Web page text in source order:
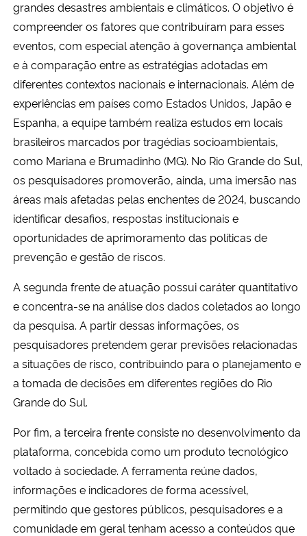
grandes desastres ambientais e climáticos. O objetivo é
compreender os fatores que contribuíram para esses
eventos, com especial atenção à governança ambiental
e à comparação entre as estratégias adotadas em
diferentes contextos nacionais e internacionais. Além de
experiências em países como Estados Unidos, Japão e
Espanha, a equipe também realiza estudos em locais
brasileiros marcados por tragédias socioambientais,
como Mariana e Brumadinho (MG). No Rio Grande do Sul,
os pesquisadores promoverão, ainda, uma imersão nas
áreas mais afetadas pelas enchentes de 2024, buscando
identificar desafios, respostas institucionais e
oportunidades de aprimoramento das políticas de
prevenção e gestão de riscos.
A segunda frente de atuação possui caráter quantitativo
e concentra-se na análise dos dados coletados ao longo
da pesquisa. A partir dessas informações, os
pesquisadores pretendem gerar previsões relacionadas
a situações de risco, contribuindo para o planejamento e
a tomada de decisões em diferentes regiões do Rio
Grande do Sul.
Por fim, a terceira frente consiste no desenvolvimento da
plataforma, concebida como um produto tecnológico
voltado à sociedade. A ferramenta reúne dados,
informações e indicadores de forma acessível,
permitindo que gestores públicos, pesquisadores e a
comunidade em geral tenham acesso a conteúdos que